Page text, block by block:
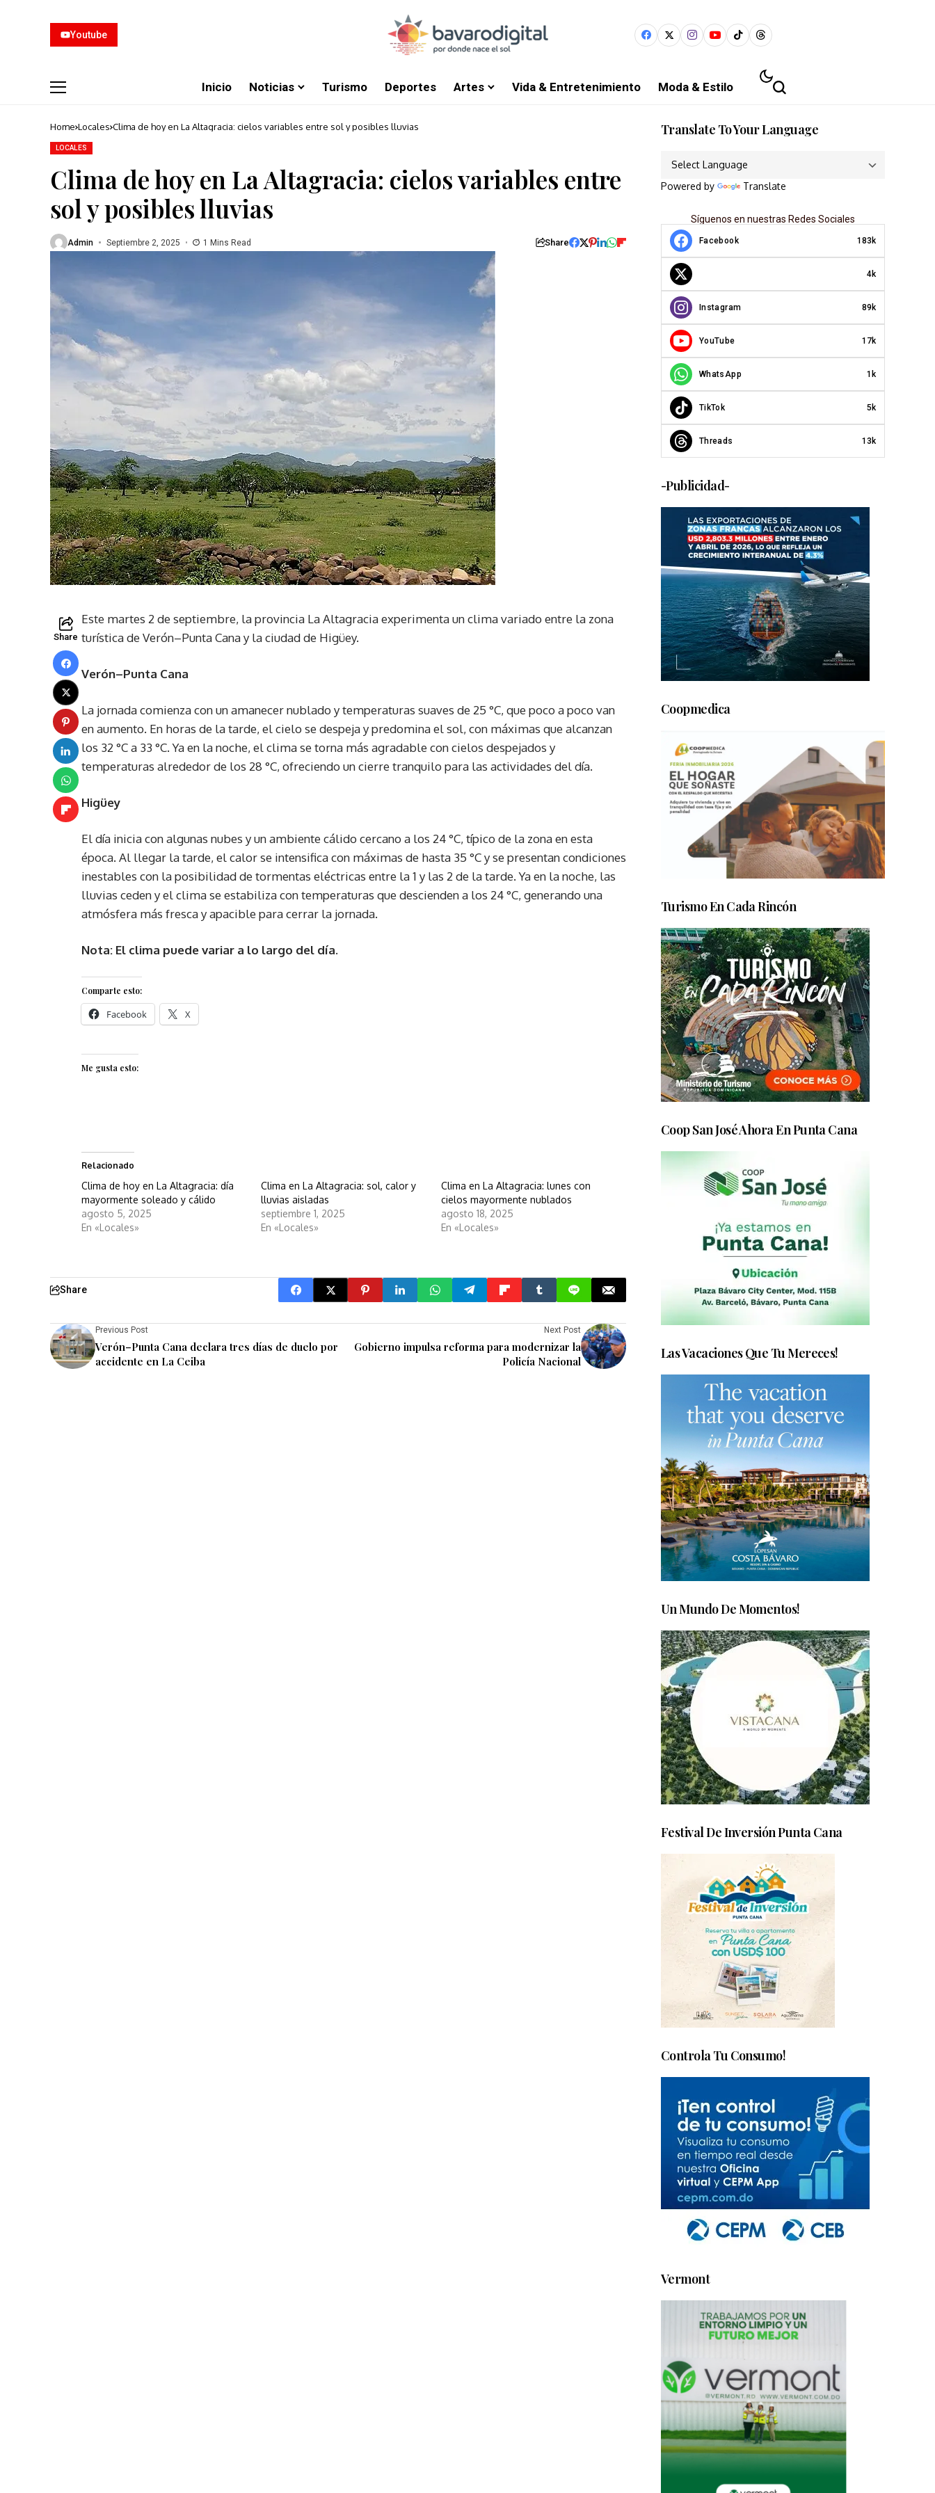
Youtube
Inicio Noticias Turismo Deportes Artes Vida & Entretenimiento Moda & Estilo
Home Locales Clima de hoy en La Altagracia: cielos variables entre sol y posibles lluvias
LOCALES
Clima de hoy en La Altagracia: cielos variables entre
sol y posibles lluvias
Admin Septiembre 2, 2025 1 Mins Read Share
Share
Este martes 2 de septiembre, la provincia La Altagracia experimenta un clima variado entre la zona
turística de Verón–Punta Cana y la ciudad de Higüey.
Verón–Punta Cana
La jornada comienza con un amanecer nublado y temperaturas suaves de 25 °C, que poco a poco van
en aumento. En horas de la tarde, el cielo se despeja y predomina el sol, con máximas que alcanzan
los 32 °C a 33 °C. Ya en la noche, el clima se torna más agradable con cielos despejados y
temperaturas alrededor de los 28 °C, ofreciendo un cierre tranquilo para las actividades del día.
Higüey
El día inicia con algunas nubes y un ambiente cálido cercano a los 24 °C, típico de la zona en esta
época. Al llegar la tarde, el calor se intensifica con máximas de hasta 35 °C y se presentan condiciones
inestables con la posibilidad de tormentas eléctricas entre la 1 y las 2 de la tarde. Ya en la noche, las
lluvias ceden y el clima se estabiliza con temperaturas que descienden a los 24 °C, generando una
atmósfera más fresca y apacible para cerrar la jornada.
Nota: El clima puede variar a lo largo del día.
Comparte esto:
Facebook X
Me gusta esto:
Relacionado
Clima de hoy en La Altagracia: día
mayormente soleado y cálido
agosto 5, 2025
En «Locales»
Clima en La Altagracia: sol, calor y
lluvias aisladas
septiembre 1, 2025
En «Locales»
Clima en La Altagracia: lunes con
cielos mayormente nublados
agosto 18, 2025
En «Locales»
Share
Previous Post
Verón–Punta Cana declara tres días de duelo por
accidente en La Ceiba
Next Post
Gobierno impulsa reforma para modernizar la
Policía Nacional
Translate To Your Language
Powered by Translate
Síguenos en nuestras Redes Sociales
Facebook 183k
4k
Instagram 89k
YouTube 17k
WhatsApp 1k
TikTok 5k
Threads 13k
-Publicidad-
Coopmedica
Turismo En Cada Rincón
Coop San José Ahora En Punta Cana
Las Vacaciones Que Tu Mereces!
Un Mundo De Momentos!
Festival De Inversión Punta Cana
Controla Tu Consumo!
Vermont